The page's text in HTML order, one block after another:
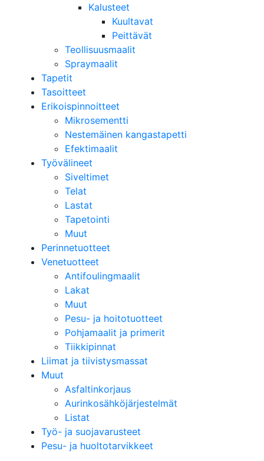
Kalusteet
Kuultavat
Peittävät
Teollisuusmaalit
Spraymaalit
Tapetit
Tasoitteet
Erikoispinnoitteet
Mikrosementti
Nestemäinen kangastapetti
Efektimaalit
Työvälineet
Siveltimet
Telat
Lastat
Tapetointi
Muut
Perinnetuotteet
Venetuotteet
Antifoulingmaalit
Lakat
Muut
Pesu- ja hoitotuotteet
Pohjamaalit ja primerit
Tiikkipinnat
Liimat ja tiivistysmassat
Muut
Asfaltinkorjaus
Aurinkosähköjärjestelmät
Listat
Työ- ja suojavarusteet
Pesu- ja huoltotarvikkeet